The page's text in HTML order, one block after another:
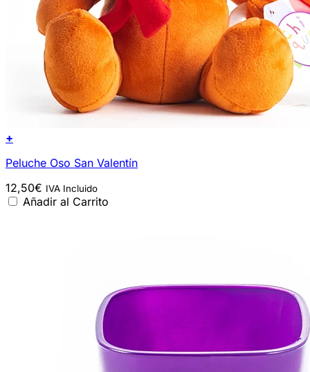
+
Peluche Oso San Valentín
12,50€ IVA Incluido
Añadir al Carrito